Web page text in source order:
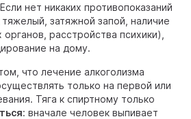
нет никаких противопоказаний
затяжной запой, наличие
расстройства психики),
на дому.
что лечение алкоголизма
только на первой или
Тяга к спиртному только
: вначале человек выпивает